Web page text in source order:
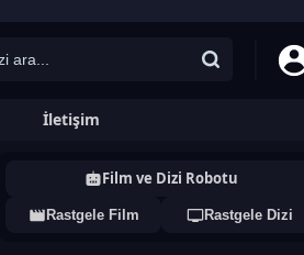
İletişim
Film ve Dizi Robotu
Rastgele Film Rastgele Dizi